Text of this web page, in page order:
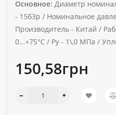
Основное: Диаметр
- 15б3р / Номинальное
Производитель - Китай /
0...+75°С / Ру - 1\,0 МПа /
150,58грн